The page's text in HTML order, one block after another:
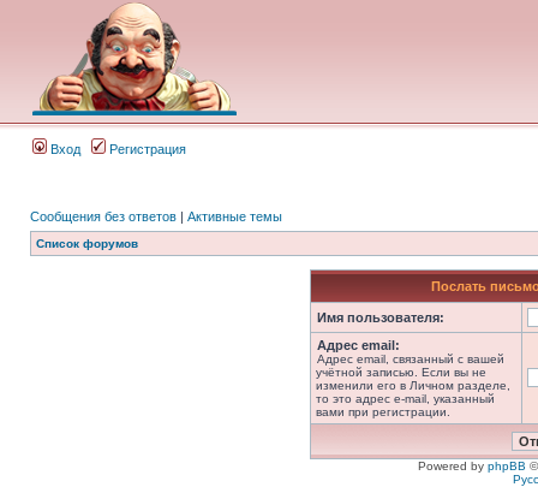
Вход Регистрация
Сообщения без ответов | Активные темы
Список форумов
Послать
Имя пользователя:
Адрес email:
Адрес email, связанный с вашей
учётной записью. Если вы не
изменили его в Личном разделе,
то это адрес e-mail, указанный
вами при регистрации.
Powered by phpBB